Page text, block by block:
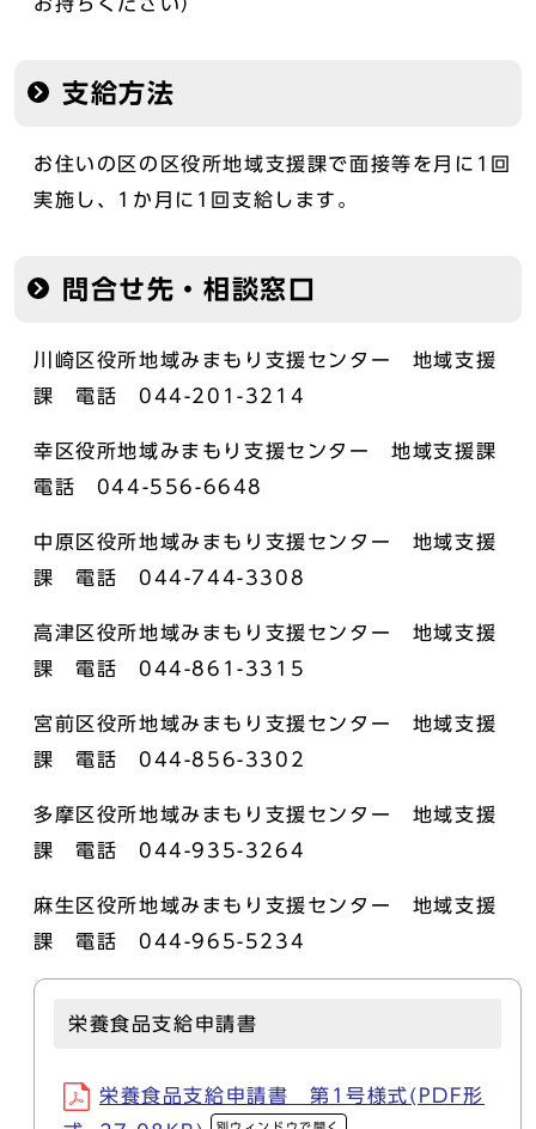
支給方法
お住いの区の区役所地域支援課で面接等を月に1回
実施し、1か月に1回支給します。
問合せ先・相談窓口
川崎区役所地域みまもり支援センター 地域支援
課 電話 044-201-3214
幸区役所地域みまもり支援センター 地域支援課
電話 044-556-6648
中原区役所地域みまもり支援センター 地域支援
課 電話 044-744-3308
高津区役所地域みまもり支援センター 地域支援
課 電話 044-861-3315
宮前区役所地域みまもり支援センター 地域支援
課 電話 044-856-3302
多摩区役所地域みまもり支援センター 地域支援
課 電話 044-935-3264
麻生区役所地域みまもり支援センター 地域支援
課 電話 044-965-5234
栄養食品支給申請書
栄養食品支給申請書 第1号様式(PDF形
別ウィンドウで開く